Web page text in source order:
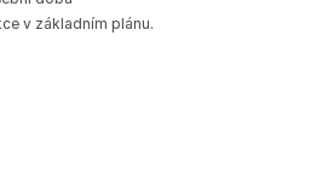
v základním plánu.